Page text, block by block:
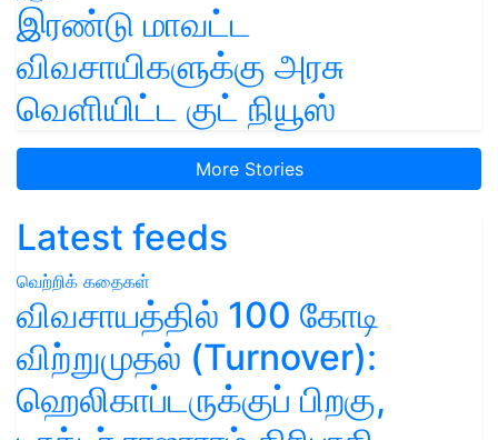
இரண்டு மாவட்ட
விவசாயிகளுக்கு அரசு
வெளியிட்ட குட் நியூஸ்
More Stories
Latest feeds
வெற்றிக் கதைகள்
விவசாயத்தில் 100 கோடி
விற்றுமுதல் (Turnover):
ஹெலிகாப்டருக்குப் பிறகு,